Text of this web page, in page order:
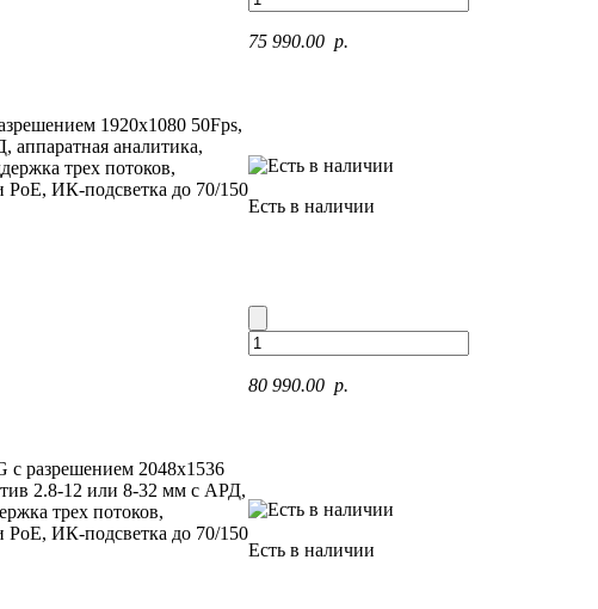
1920x1080 50Fps,
аналитика,
трех потоков,
ИК-подсветка до 70/150
75 990.00 p.
Есть в наличии
с разрешением 2048x1536
2.8-12 или 8-32 мм с АРД,
трех потоков,
ИК-подсветка до 70/150
80 990.00 p.
Есть в наличии